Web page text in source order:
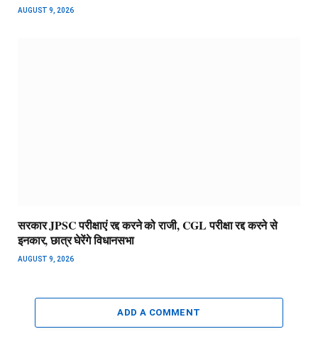
AUGUST 9, 2026
सरकार JPSC परीक्षाएं रद्द करने को राजी, CGL परीक्षा रद्द करने से
इनकार, छात्र घेरेंगे विधानसभा
AUGUST 9, 2026
ADD A COMMENT